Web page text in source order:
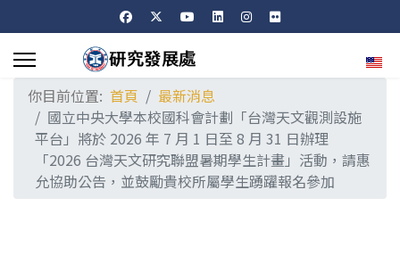
選擇
你目前位置: 首頁
最新消息
國立中央大學本校國科會計劃「台灣天文觀測設施
平台」將於 2026 年 7 月 1 日至 8 月 31 日辦理
「2026 台灣天文研究聯盟暑期學生計畫」活動，請惠
允協助公告，並鼓勵貴校所屬學生踴躍報名參加